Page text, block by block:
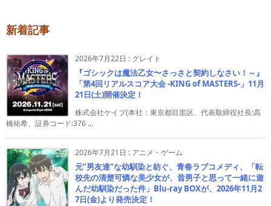
新着記事
2026年7月22日 : グレイト
『ゴシックは魔法乙女〜さっさと契約しなさい！～』
「第4回リアルスコア大会 -KING of MASTERS-」11月
21日(土)開催決定！
株式会社ケイブ(本社：東京都目黒区、代表取締役社長:高
橋祐希、証券コード:376 ...
2026年7月21日 : アニメ・ゲーム
元”男友達”な幼馴染と紡ぐ、青春ラブコメディ、「転
校先の清楚可憐な美少女が、昔男子と思って一緒に遊
んだ幼馴染だった件」Blu-ray BOXが、2026年11月2
7日(金)より発売決定！